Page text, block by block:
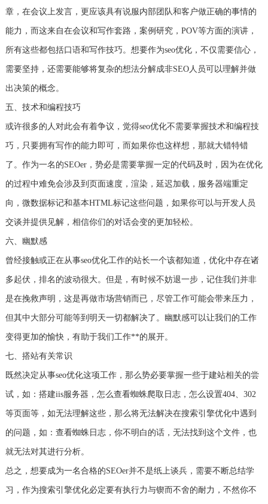
章，在会议上发言，更应该具有说服内部团队和客户做正确的事情的
能力，而这来自在会议和写作套路，案例研究，POV等方面的演讲，
所有这些都包括口语和写作技巧。想要作为seo优化，不仅需要信心，
需要坚持，还需要能够将复杂的想法分解成非SEO人员可以理解并做
出决策的概念。
五、技术和编程技巧
或许很多的人对此会有着争议，觉得seo优化不需要掌握技术和编程技
巧，只要拥有写作的能力即可，而如果你也这样想，那就大错特错
了。作为一名的SEOer，势必是需要掌握一定的代码及时，因为在优化
的过程中难免会涉及到页面速度，渲染，延迟加载，服务器端重定
向，微数据标记和基本HTML标记这些问题，如果你可以与开发人员
交谈并提供见解，相信你们的对话会变的更加轻松。
六、幽默感
曾经接触或正在从事seo优化工作的站长一个该都知道，优化中存在诸
多起伏，排名的波动很大。但是，有时候不妨退一步，记住我们并非
是在挽救声明，这是再做市场营销而已，尽管工作可能会带来压力，
但其中大部分可能等到明天一切都解决了。幽默感可以让我们的工作
变得更加的愉快，有助于我们工作**的展开。
七、搭站有关常识
既然决定从事seo优化这项工作，那么势必要掌握一些于建站相关的尝
试，如：搭建iis服务器，怎么查看蜘蛛爬取日志，怎么设置404、302
等页面等，如无法理解这些，那么将无法解决在搜索引擎优化中遇到
的问题，如：查看蜘蛛日志，你不明白的话，无法找到这个文件，也
就无法对其进行分析。
总之，想要成为一名合格的SEOer并不是纸上谈兵，需要不断总结学
习，作为搜索引擎优化必定要有执行力与锲而不舍的耐力，不然你不